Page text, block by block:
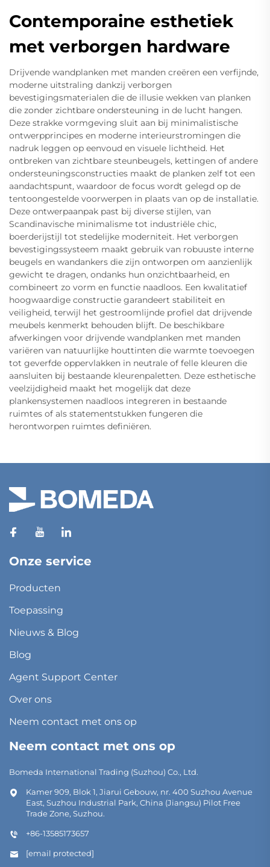
Contemporaine esthetiek
met verborgen hardware
Drijvende wandplanken met manden creëren een verfijnde,
moderne uitstraling dankzij verborgen
bevestigingsmaterialen die de illusie wekken van planken
die zonder zichtbare ondersteuning in de lucht hangen.
Deze strakke vormgeving sluit aan bij minimalistische
ontwerpprincipes en moderne interieurstromingen die
nadruk leggen op eenvoud en visuele lichtheid. Het
ontbreken van zichtbare steunbeugels, kettingen of andere
ondersteuningsconstructies maakt de planken zelf tot een
aandachtspunt, waardoor de focus wordt gelegd op de
tentoongestelde voorwerpen in plaats van op de installatie.
Deze ontwerpaanpak past bij diverse stijlen, van
Scandinavische minimalisme tot industriële chic,
boerderijstijl tot stedelijke moderniteit. Het verborgen
bevestigingssysteem maakt gebruik van robuuste interne
beugels en wandankers die zijn ontworpen om aanzienlijk
gewicht te dragen, ondanks hun onzichtbaarheid, en
combineert zo vorm en functie naadloos. Een kwalitatief
hoogwaardige constructie garandeert stabiliteit en
veiligheid, terwijl het gestroomlijnde profiel dat drijvende
meubels kenmerkt behouden blijft. De beschikbare
afwerkingen voor drijvende wandplanken met manden
variëren van natuurlijke houttinten die warmte toevoegen
tot geverfde oppervlakken in neutrale of felle kleuren die
aansluiten bij bestaande kleurenpaletten. Deze esthetische
veelzijdigheid maakt het mogelijk dat deze
plankensystemen naadloos integreren in bestaande
ruimtes of als statementstukken fungeren die
herontworpen ruimtes definiëren.
Onze service
Producten
Toepassing
Nieuws & Blog
Blog
Agent Support Center
Over ons
Neem contact met ons op
Neem contact met ons op
Bomeda International Trading (Suzhou) Co., Ltd.
Kamer 909, Blok 1, Jiarui Gebouw, nr. 400 Suzhou Avenue
East, Suzhou Industrial Park, China (Jiangsu) Pilot Free
Trade Zone, Suzhou.
+86-13585173657
[email protected]